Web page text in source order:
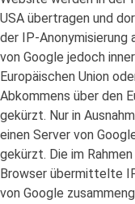
USA übertragen und
der IP-Anonymisierung
von Google jedoch
Europäischen Union
Abkommens über den
gekürzt. Nur in
einen Server von
gekürzt. Die im
Browser übermittelte
von Google